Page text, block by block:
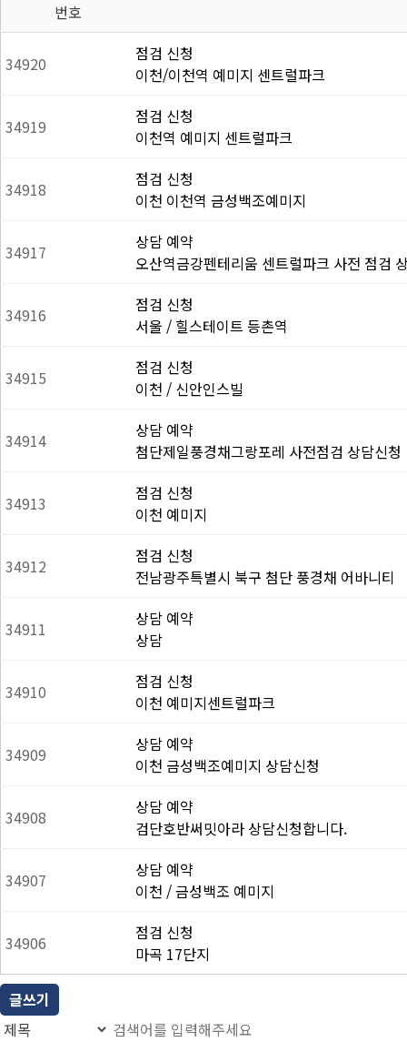
번호
34920
점검 신청
이천/이천역 예미지 센트럴파크
34919
점검 신청
이천역 예미지 센트럴파크
34918
점검 신청
이천 이천역 금성백조예미지
34917
상담 예약
오산역금강펜테리움 센트럴파크 사전 점검
34916
점검 신청
서울 / 힐스테이트 등촌역
34915
점검 신청
이천 / 신안인스빌
34914
상담 예약
첨단제일풍경채그랑포레 사전점검 상담신청
34913
점검 신청
이천 예미지
34912
점검 신청
전남광주특별시 북구 첨단 풍경채 어바니티
34911
상담 예약
상담
34910
점검 신청
이천 예미지센트럴파크
34909
상담 예약
이천 금성백조예미지 상담신청
34908
상담 예약
검단호반써밋아라 상담신청합니다.
34907
상담 예약
이천 / 금성백조 예미지
34906
점검 신청
마곡 17단지
글쓰기